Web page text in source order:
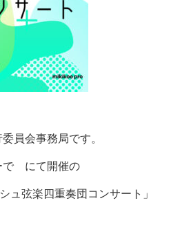
員会事務局です。
で にて開催の
ュ弦楽四重奏団コンサート」